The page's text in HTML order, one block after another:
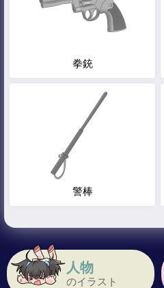
人物
のイラスト
拳銃
警棒